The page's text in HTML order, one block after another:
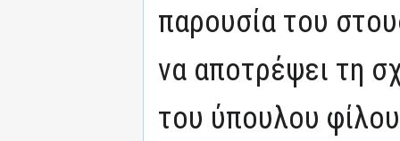
παρουσία του
να αποτρέψει τη
του ύπουλου